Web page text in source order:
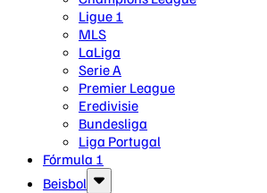
Ligue 1
MLS
LaLiga
Serie A
Premier League
Eredivisie
Bundesliga
Liga Portugal
Fórmula 1
Beisbol